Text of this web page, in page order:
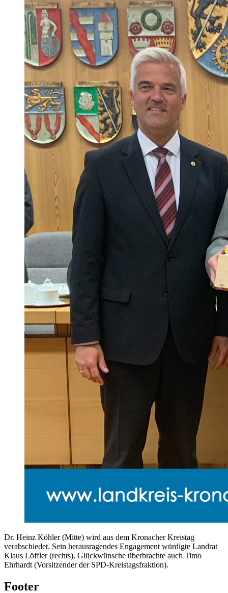
Dr. Heinz Köhler (Mitte) wird aus dem Kronacher Kreistag
verabschiedet. Sein herausragendes Engagement würdigte Landrat
Klaus Löffler (rechts). Glückwünsche überbrachte auch Timo
Ehrhardt (Vorsitzender der SPD-Kreistagsfraktion).
Footer